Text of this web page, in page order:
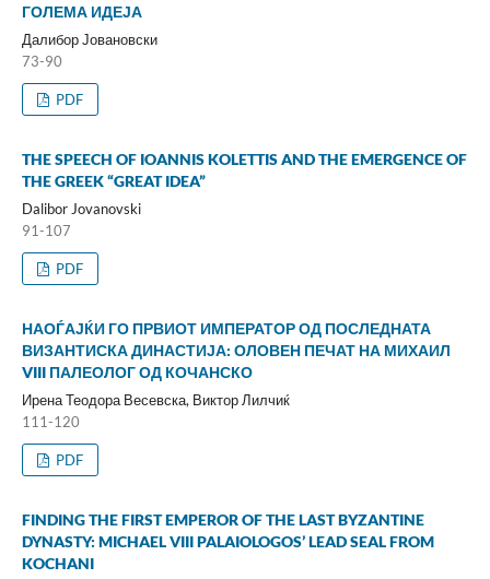
ГОЛЕМА ИДЕЈА
Далибор Јовановски
73-90
PDF
THE SPEECH OF IOANNIS KOLETTIS AND THE EMERGENCE OF
THE GREEK “GREAT IDEA”
Dalibor Jovanovski
91-107
PDF
НАОЃАЈЌИ ГО ПРВИОТ ИМПЕРАТОР ОД ПОСЛЕДНАТА
ВИЗАНТИСКА ДИНАСТИЈА: ОЛОВЕН ПЕЧАТ НА МИХАИЛ
VIII ПАЛЕОЛОГ ОД КОЧАНСКО
Ирена Теодора Весевска, Виктор Лилчиќ
111-120
PDF
FINDING THE FIRST EMPEROR OF THE LAST BYZANTINE
DYNASTY: MICHAEL VIII PALAIOLOGOS’ LEAD SEAL FROM
KOCHANI